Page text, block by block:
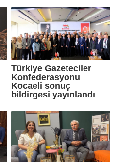
Türkiye Gazeteciler
Konfederasyonu
Kocaeli sonuç
bildirgesi yayınlandı